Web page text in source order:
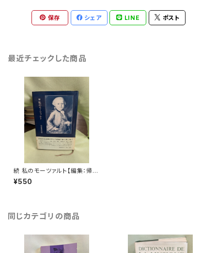
保存 シェア LINE ポスト
最近チェックした商品
続 私のモーツァルト【編集：帰徳
書房】出版社：帰徳書房 昭和52
年
¥550
同じカテゴリの商品